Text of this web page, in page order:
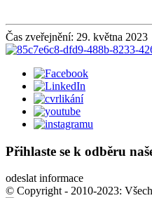
Čas zveřejnění: 29. května 2023
Přihlaste se k odběru
odeslat informace
© Copyright - 2010-2023: